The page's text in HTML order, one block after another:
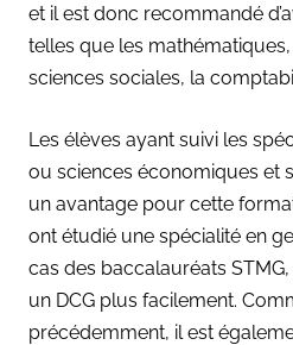
et il est donc recommandé
telles que les mathématiques,
sciences sociales, la
Les élèves ayant suivi les
ou sciences économiques et
un avantage pour cette
ont étudié une spécialité en
cas des baccalauréats
un DCG plus facilement.
précédemment, il est